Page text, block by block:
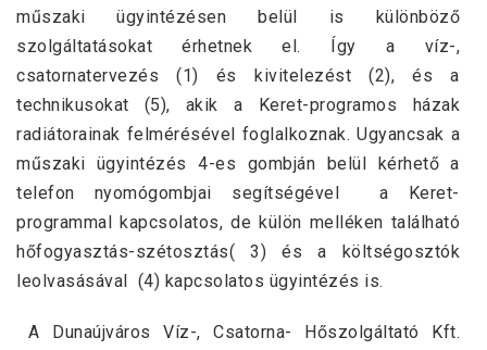
műszaki ügyintézésen belül is különböző
szolgáltatásokat érhetnek el. Így a víz-,
csatornatervezés (1) és kivitelezést (2), és a
technikusokat (5), akik a Keret-programos házak
radiátorainak felmérésével foglalkoznak. Ugyancsak a
műszaki ügyintézés 4-es gombján belül kérhető a
telefon nyomógombjai segítségével a Keret-
programmal kapcsolatos, de külön melléken található
hőfogyasztás-szétosztás( 3) és a költségosztók
leolvasásával (4) kapcsolatos ügyintézés is.
A Dunaújváros Víz-, Csatorna- Hőszolgáltató Kft.